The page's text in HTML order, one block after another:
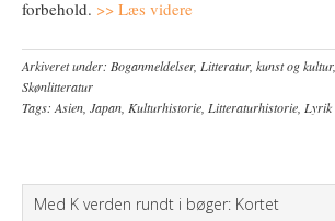
forbehold. >> Læs videre
Arkiveret under: Boganmeldelser, Litteratur, kunst og kultur,
Skønlitteratur
Tags: Asien Japan Kulturhistorie Litteraturhistorie Lyrik
Med K verden rundt i bøger: Kortet